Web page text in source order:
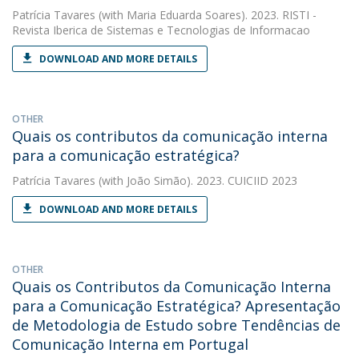
Patrícia Tavares (with Maria Eduarda Soares). 2023. RISTI -
Revista Iberica de Sistemas e Tecnologias de Informacao
DOWNLOAD AND MORE DETAILS
OTHER
Quais os contributos da comunicação interna
para a comunicação estratégica?
Patrícia Tavares (with João Simão). 2023. CUICIID 2023
DOWNLOAD AND MORE DETAILS
OTHER
Quais os Contributos da Comunicação Interna
para a Comunicação Estratégica? Apresentação
de Metodologia de Estudo sobre Tendências de
Comunicação Interna em Portugal